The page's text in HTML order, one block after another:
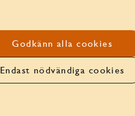
Godkänn alla cookies
Endast nödvändiga cookies